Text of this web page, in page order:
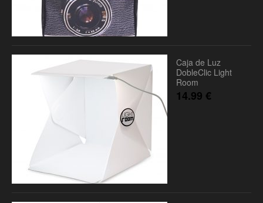
Caja de Luz
DobleClic Light
Room
14.99 €